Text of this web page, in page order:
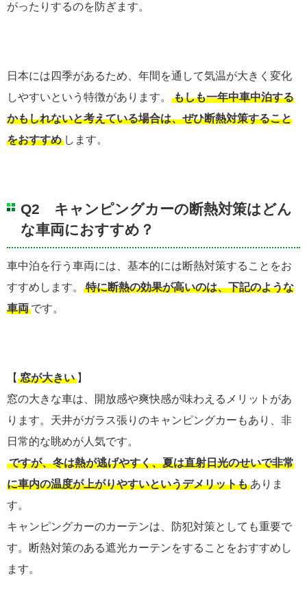
がったりするのを防ぎます。
日本には四季があるため、年間を通して気温が大きく変化
しやすいという特徴があります。
もしも一年中車中泊する
かもしれないと考えている場合は、ぜひ断熱対策すること
をおすすめ します。
Q2 キャンピングカーの断熱対策はどん
な車両におすすめ？
車中泊を行う車両には、基本的には断熱対策することをお
すすめします。
特に断熱の効果が高いのは、下記のような
車両 です。
【 窓が大きい 】
窓の大きな車は、開放感や爽快感が味わえるメリットがあ
ります。天井がガラス張りのキャンピングカーもあり、非
日常的な眺めが人気です。
ですが、冬は熱が逃げやすく、夏は直射日光のせいで非常
に車内の温度が上がりやすいというデメリットも ありま
す。
キャンピングカーのカーテンは、防犯対策としても重要で
す。断熱対策のある遮光カーテンをすることをおすすめし
ます。